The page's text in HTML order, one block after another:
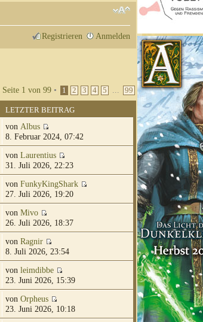
Registrieren Anmelden
Seite 1 von 99 • 1 2 3 4 5 ... 99
LETZTER BEITRAG
von Albus
8. Februar 2024, 07:42
von Laurentius
31. Juli 2026, 22:23
von FunkyKingShark
27. Juli 2026, 19:20
von Mivo
26. Juli 2026, 18:37
von Ragnir
8. Juli 2026, 23:54
von leimdibbe
23. Juni 2026, 15:39
von Orpheus
23. Juni 2026, 10:18